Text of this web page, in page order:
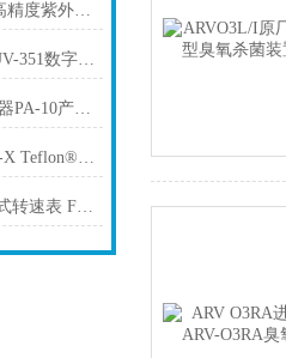
今日推荐ORC欧阿希高精度紫外线照度计UV-351
优势库存ORC欧阿希UV-351数字紫外辐照度计能量计
池田屋原装AND 传感器PA-10产品介绍技术参数
池田屋精品！F003-46-X Teflon®真空吸笔技术参数
池田屋原装小野 手持式转速表 FT-7200产品介绍技术参数